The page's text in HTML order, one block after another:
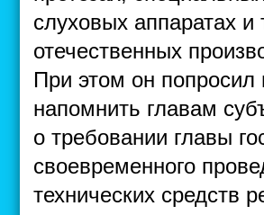
слуховых аппаратах
отечественных
При этом он
напомнить главам
о требовании главы
своевременного
технических средств